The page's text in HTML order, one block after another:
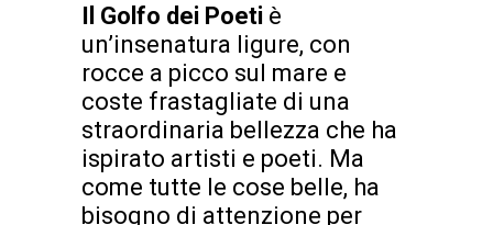
Il Golfo dei Poeti è
un’insenatura ligure, con
rocce a picco sul mare e
coste frastagliate di una
straordinaria bellezza che ha
ispirato artisti e poeti. Ma
come tutte le cose belle, ha
bisogno di attenzione per